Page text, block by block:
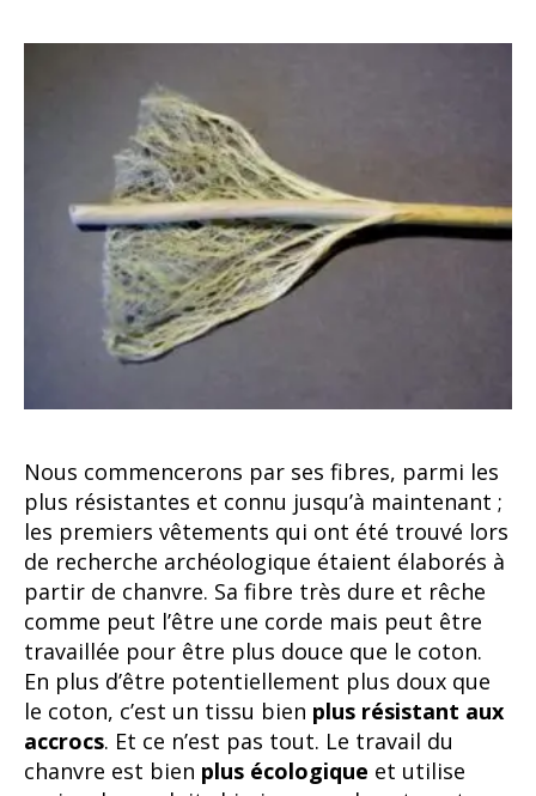
Nous commencerons par ses fibres, parmi les
plus résistantes et connu jusqu’à maintenant ;
les premiers vêtements qui ont été trouvé lors
de recherche archéologique étaient élaborés à
partir de chanvre. Sa fibre très dure et rêche
comme peut l’être une corde mais peut être
travaillée pour être plus douce que le coton.
En plus d’être potentiellement plus doux que
le coton, c’est un tissu bien plus résistant aux
accrocs. Et ce n’est pas tout. Le travail du
chanvre est bien plus écologique et utilise